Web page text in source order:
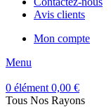
Avis clients
Mon compte
Menu
0 élément 0,00 €
Tous Nos Rayons